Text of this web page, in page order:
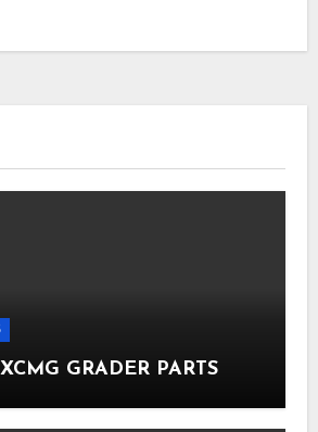
GRADER PARTS